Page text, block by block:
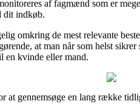
af fagmænd som er
dit indkøb.
omkring de mest relevante
at man når som helst
en kvinde eller mand.
at gennemsøge en lang række